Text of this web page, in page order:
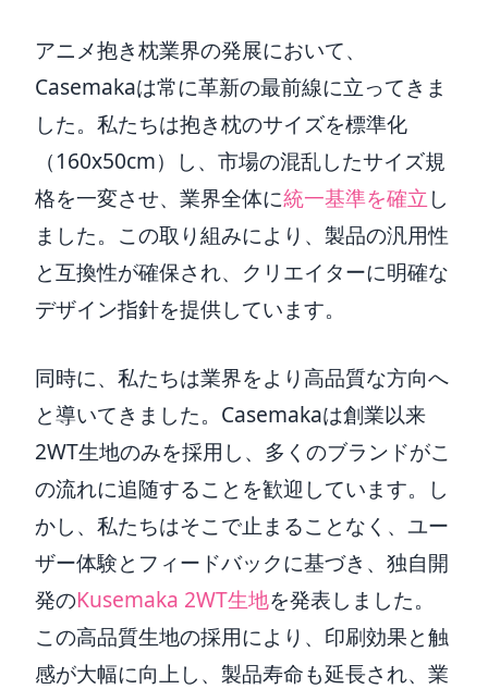
アニメ抱き枕業界の発展において、
Casemakaは常に革新の最前線に立ってきま
した。私たちは抱き枕のサイズを標準化
（160x50cm）し、市場の混乱したサイズ規
格を一変させ、業界全体に統一基準を確立 し
ました。この取り組みにより、製品の汎用性
と互換性が確保され、クリエイターに明確な
デザイン指針を提供しています。
同時に、私たちは業界をより高品質な方向へ
と導いてきました。Casemakaは創業以来
2WT生地のみを採用し、多くのブランドがこ
の流れに追随することを歓迎しています。し
かし、私たちはそこで止まることなく、ユー
ザー体験とフィードバックに基づき、独自開
発のKusemaka 2WT生地を発表しました。
この高品質生地の採用により、印刷効果と触
感が大幅に向上し、製品寿命も延長され、業